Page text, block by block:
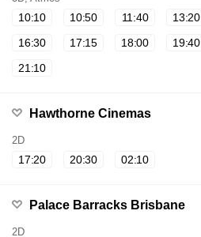
10:10 10:50 11:40 13:20
16:30
17:15 18:00 19:40
21:10
Hawthorne Cinemas
2D
17:20 20:30 02:10
Palace Barracks Brisbane
2D